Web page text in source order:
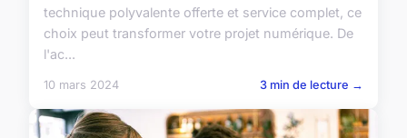
technique polyvalente offerte et service complet, ce
choix peut transformer votre projet numérique. De
l'ac...
10 mars 2024 3 min de lecture →